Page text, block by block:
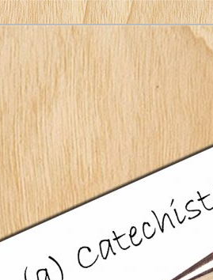
ti scrivo…
Uffici di Curia